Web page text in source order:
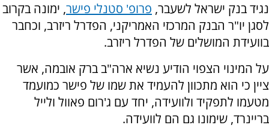
נגיד בנק ישראל לשעבר, פרופ' סטנלי פישר, ימונה בקרוב
לסגן יו"ר הבנק המרכזי האמריקני, הפדרל ריזרב, וכחבר
בוועידת המושלים של הפדרל ריזרב.
על המינוי הצפוי הודיע נשיא ארה"ב ברק אובמה, אשר
ציין כי הוא מתכוון להעמיד את שמו של פישר כמועמד
מטעמו לתפקיד ולוועידה, יחד עם ג'רום פאוול ולייל
בריינרד, שימונו גם הם לוועידה.